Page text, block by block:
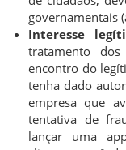
governamentais
Interesse
tratamento
encontro do
tenha dado
empresa que
tentativa de
lançar uma